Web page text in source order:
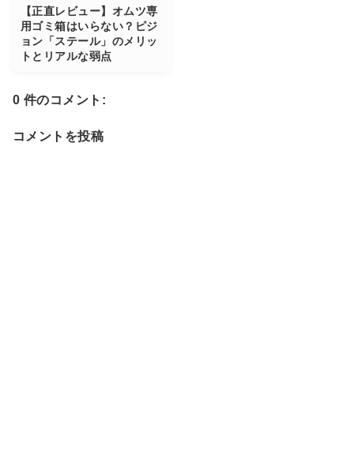
【正直レビュー】オムツ専
用ゴミ箱はいらない？ピジ
ョン「ステール」のメリッ
トとリアルな弱点
0 件のコメント:
コメントを投稿